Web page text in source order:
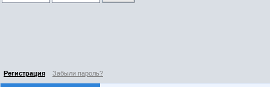
Регистрация Забыли пароль?